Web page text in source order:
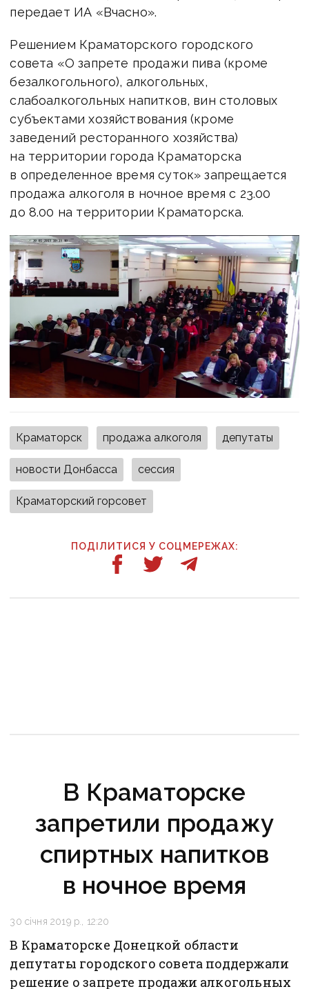
передает ИА «Вчасно».
Решением Краматорского городского
совета «О запрете продажи пива (кроме
безалкогольного), алкогольных,
слабоалкогольных напитков, вин столовых
субъектами хозяйствования (кроме
заведений ресторанного хозяйства)
на территории города Краматорска
в определенное время суток» запрещается
продажа алкоголя в ночное время с 23.00
до 8.00 на территории Краматорска.
Краматорск продажа алкоголя депутаты
новости Донбасса сессия
Краматорский горсовет
ПОДІЛИТИСЯ У СОЦМЕРЕЖАХ:
В Краматорске
запретили продажу
спиртных напитков
в ночное время
30 січня 2019 р., 12:20
В Краматорске Донецкой области
депутаты городского совета поддержали
решение о запрете продажи алкогольных